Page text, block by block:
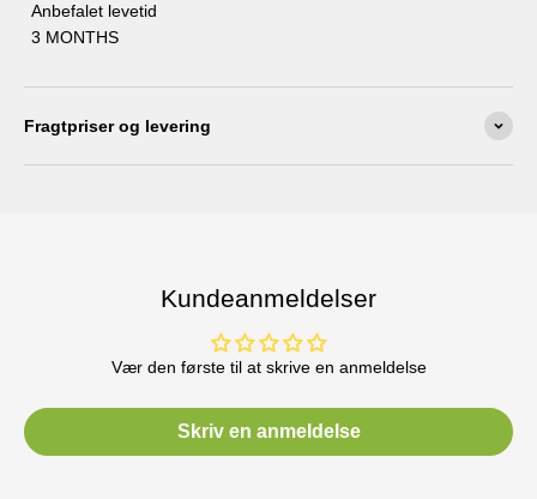
Anbefalet levetid
3 MONTHS
Fragtpriser og levering
Kundeanmeldelser
Vær den første til at skrive en anmeldelse
Skriv en anmeldelse